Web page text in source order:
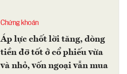
Chứng khoán
Áp lực chốt lời tăng, dòng
tiền đỡ tốt ở cổ phiếu vừa
và nhỏ, vốn ngoại vẫn mua